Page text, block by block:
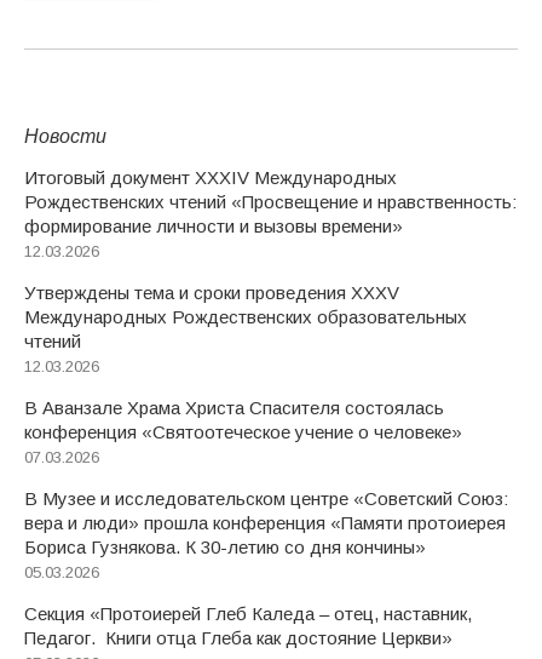
Новости
Итоговый документ XXХIV Международных
Рождественских чтений «Просвещение и нравственность:
формирование личности и вызовы времени»
12.03.2026
Утверждены тема и сроки проведения XXXV
Международных Рождественских образовательных
чтений
12.03.2026
В Аванзале Храма Христа Спасителя состоялась
конференция «Святоотеческое учение о человеке»
07.03.2026
В Музее и исследовательском центре «Советский Союз:
вера и люди» прошла конференция «Памяти протоиерея
Бориса Гузнякова. К 30-летию со дня кончины»
05.03.2026
Секция «Протоиерей Глеб Каледа – отец, наставник,
Педагог. Книги отца Глеба как достояние Церкви»